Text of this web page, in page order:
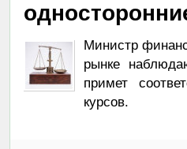
Министр
рынке
примет
курсов.